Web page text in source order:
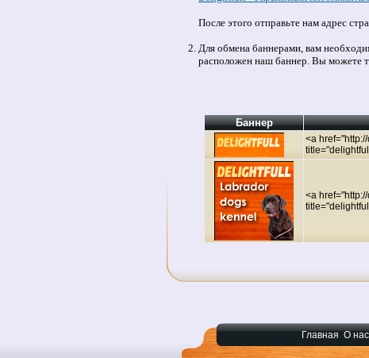
После этого отправьте нам адрес
Для обмена баннерами, вам
расположен наш баннер. Вы можете
Баннер
<a
<a
Главная О нас